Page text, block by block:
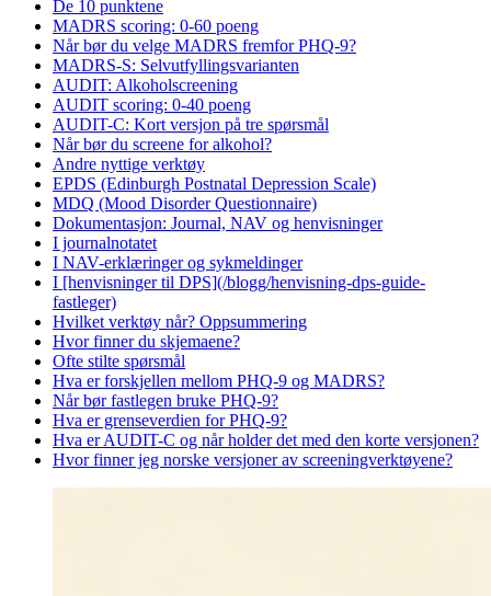
De 10 punktene
MADRS scoring: 0-60 poeng
Når bør du velge MADRS fremfor PHQ-9?
MADRS-S: Selvutfyllingsvarianten
AUDIT: Alkoholscreening
AUDIT scoring: 0-40 poeng
AUDIT-C: Kort versjon på tre spørsmål
Når bør du screene for alkohol?
Andre nyttige verktøy
EPDS (Edinburgh Postnatal Depression Scale)
MDQ (Mood Disorder Questionnaire)
Dokumentasjon: Journal, NAV og henvisninger
I journalnotatet
I NAV-erklæringer og sykmeldinger
I [henvisninger til DPS](/blogg/henvisning-dps-guide-
fastleger)
Hvilket verktøy når? Oppsummering
Hvor finner du skjemaene?
Ofte stilte spørsmål
Hva er forskjellen mellom PHQ-9 og MADRS?
Når bør fastlegen bruke PHQ-9?
Hva er grenseverdien for PHQ-9?
Hva er AUDIT-C og når holder det med den korte versjonen?
Hvor finner jeg norske versjoner av screeningverktøyene?